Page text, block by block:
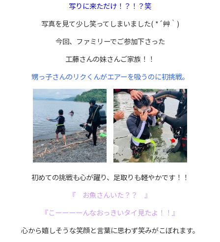
写りに来ただけ！？！？笑
写真を見て少し笑ってしまいました( *´艸｀)
今回、ファミリーでご参加下さった
工藤さんの妹さんご家族！！
甥っ子さんのリクくんがエアーを吸うのに初挑戦。
初めての挑戦も心が躍り、足取りも軽やかです！！
『 お魚さんいた？？ 』
『こーーーーんなおっきいタイ見たよ！！』
心から嬉しそうな笑顔と言葉に思わず笑みがこぼれます。